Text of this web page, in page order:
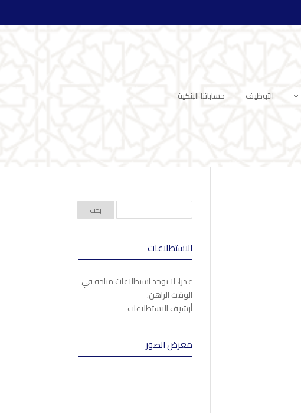
التوظيف حساباتنا البنكية
الاستطلاعات
عذرا، لا توجد استطلاعات متاحة في
الوقت الراهن.
أرشيف الاستطلاعات
معرض الصور